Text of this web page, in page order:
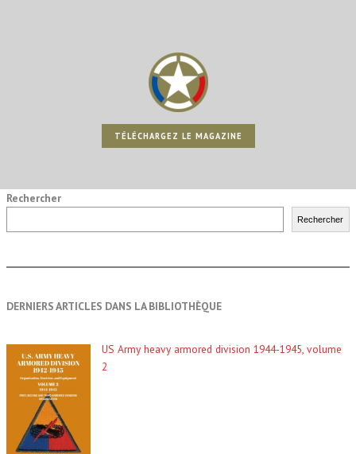
TÉLÉCHARGEZ LE MAGAZINE
Rechercher
Rechercher
DERNIERS ARTICLES DANS LA BIBLIOTHÈQUE
US Army heavy armored division 1944-1945, volume
2